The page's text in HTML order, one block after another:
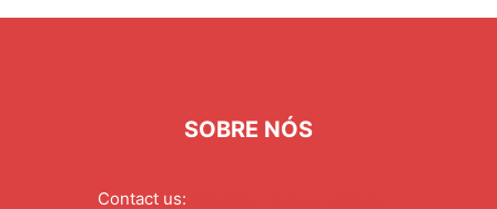
SOBRE NÓS
Contact us: